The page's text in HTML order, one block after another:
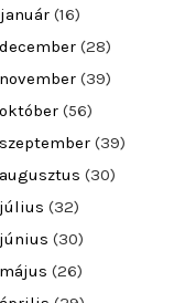
(16)
(28)
(39)
(56)
(39)
(30)
július (32)
(30)
(26)